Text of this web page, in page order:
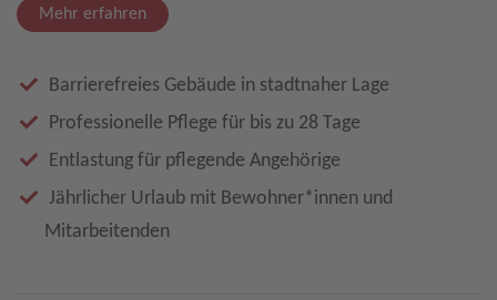
Mehr erfahren
Barrierefreies Gebäude in stadtnaher Lage
Professionelle Pflege für bis zu 28 Tage
Entlastung für pflegende Angehörige
Jährlicher Urlaub mit Bewohner*innen und
Mitarbeitenden